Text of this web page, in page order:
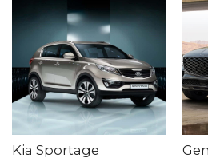
Kia Sportage